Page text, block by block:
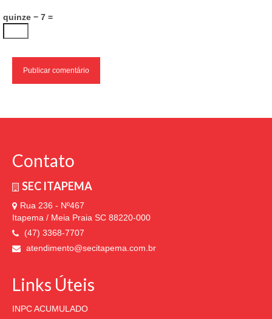
quinze − 7 =
Contato
SEC ITAPEMA
Rua 236 - Nº467
Itapema / Meia Praia SC 88220-000
(47) 3368-7707
atendimento@secitapema.com.br
Links Úteis
INPC ACUMULADO